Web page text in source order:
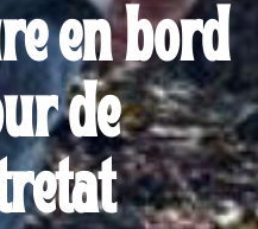
en bord
de